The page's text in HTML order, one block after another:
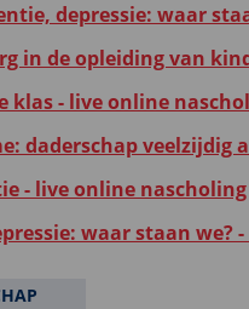
depressie: waar
in de opleiding van
klas - live online
daderschap veelzijdig
- live online nascholing
waar staan we?